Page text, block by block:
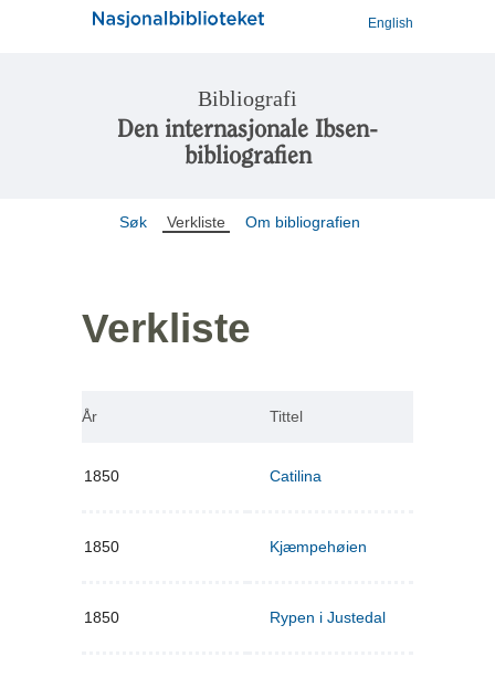
English
Bibliografi
Den internasjonale Ibsen-
bibliografien
Søk Verkliste Om bibliografien
Verkliste
År Tittel
1850 Catilina
1850 Kjæmpehøien
1850 Rypen i Justedal